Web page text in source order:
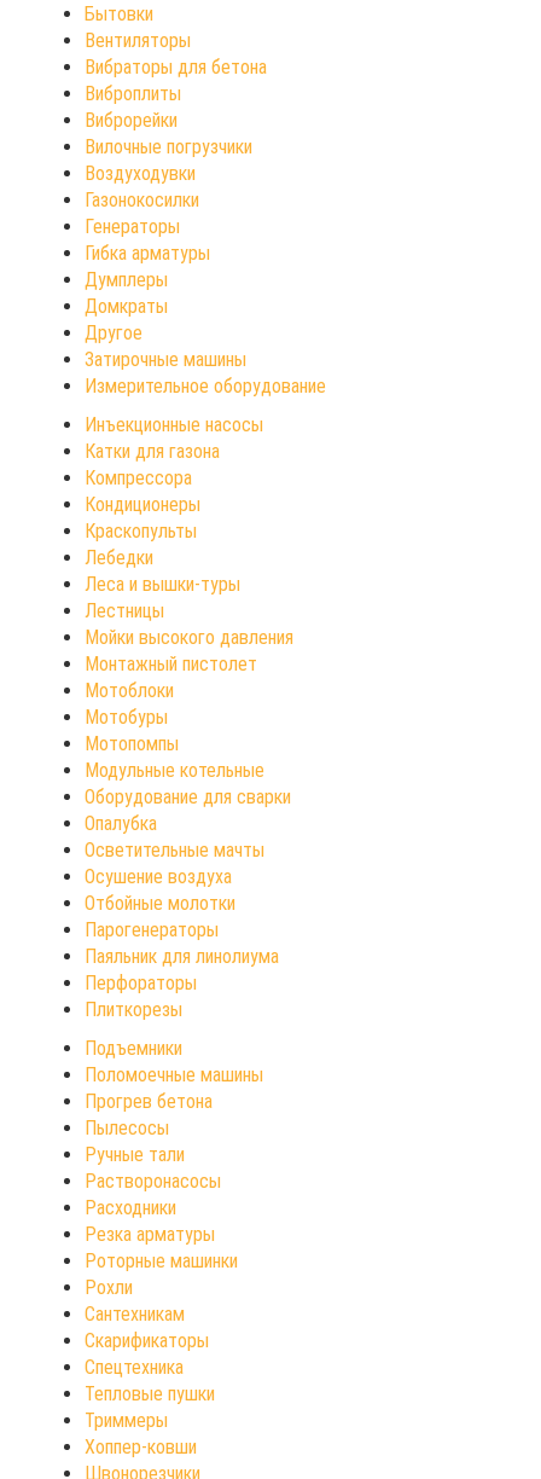
Бытовки
Вентиляторы
Вибраторы для бетона
Виброплиты
Виброрейки
Вилочные погрузчики
Воздуходувки
Газонокосилки
Генераторы
Гибка арматуры
Думплеры
Домкраты
Другое
Затирочные машины
Измерительное оборудование
Инъекционные насосы
Катки для газона
Компрессора
Кондиционеры
Краскопульты
Лебедки
Леса и вышки-туры
Лестницы
Мойки высокого давления
Монтажный пистолет
Мотоблоки
Мотобуры
Мотопомпы
Модульные котельные
Оборудование для сварки
Опалубка
Осветительные мачты
Осушение воздуха
Отбойные молотки
Парогенераторы
Паяльник для линолиума
Перфораторы
Плиткорезы
Подъемники
Поломоечные машины
Прогрев бетона
Пылесосы
Ручные тали
Растворонасосы
Расходники
Резка арматуры
Роторные машинки
Рохли
Сантехникам
Скарификаторы
Спецтехника
Тепловые пушки
Триммеры
Хоппер-ковши
Швонорезчики